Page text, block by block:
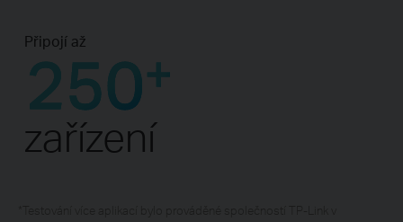
Připojí až
250+
zařízení